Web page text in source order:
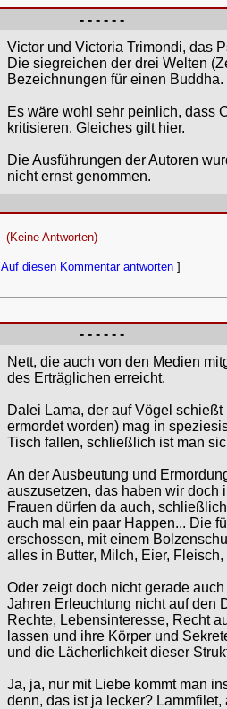
- - - - - -
Victor und Victoria Trimondi, das
Die siegreichen der drei Welten
Bezeichnungen für einen Buddha.
Es wäre wohl sehr peinlich, dass
kritisieren. Gleiches gilt hier.
Die Ausführungen der Autoren
nicht ernst genommen.
(Keine Antworten)
Auf diesen Kommentar antworten ]
- - - - - -
Nett, die auch von den Medien
des Erträglichen erreicht.
Dalei Lama, der auf Vögel
ermordet worden) mag in
Tisch fallen, schließlich ist man
An der Ausbeutung und
auszusetzen, das haben wir doch
Frauen dürfen da auch,
auch mal ein paar Happen... Die
erschossen, mit einem
alles in Butter, Milch, Eier,
Oder zeigt doch nicht gerade
Jahren Erleuchtung nicht auf den
Rechte, Lebensinteresse, Recht
lassen und ihre Körper und
und die Lächerlichkeit dieser
Ja, ja, nur mit Liebe kommt man
denn, das ist ja lecker?